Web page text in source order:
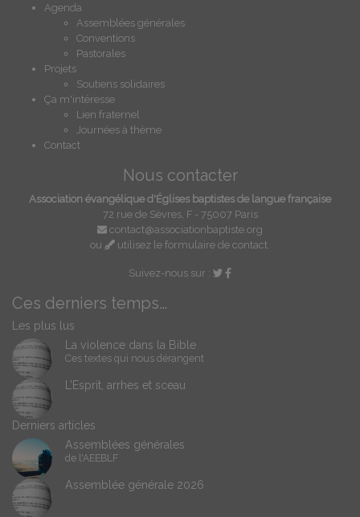
Agenda
Assemblées générales
Conventions
Pastorales
Projets
Soutiens solidaires
Ça m'intéresse
Lien fraternel
Journées à thème
Contact
Nous contacter
Association évangélique d'Églises baptistes de langue française
72 rue de Sèvres, F - 75007 Paris
contact@associationbaptiste.org
ou
utilisez le formulaire de contact.
Suivez-nous sur :
Ces derniers temps…
Les plus lus
La violence dans la Bible
Ces textes qui nous dérangent
L’Esprit, arrhes et sceau
Derniers articles
Assemblées générales
de l'AEEBLF
Assemblée générale 2026